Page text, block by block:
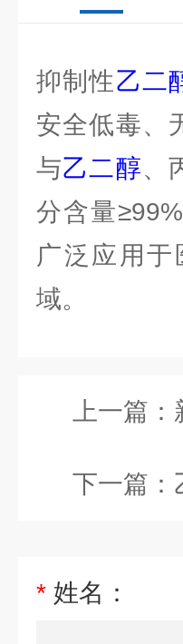
抑制性乙二
安全低毒、
与乙二醇、
分含量
广泛应用
域。
上一篇：
下一篇：
* 姓名：